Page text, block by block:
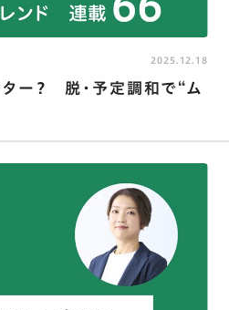
ー？ 脱・予定調和で“ム
2025.12.18